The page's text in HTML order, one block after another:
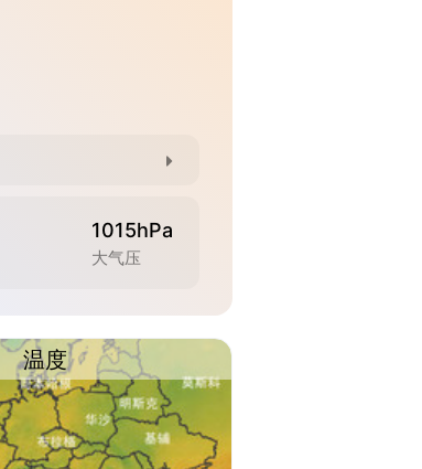
1015hPa
大气压
温度